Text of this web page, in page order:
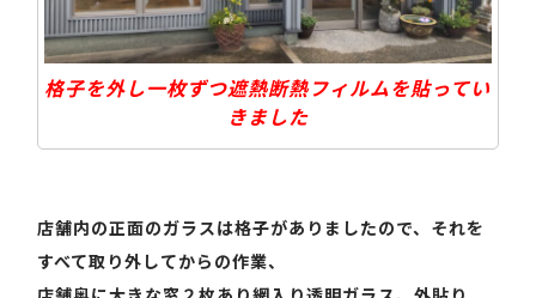
格子を外し一枚ずつ遮熱断熱フィルムを貼ってい
きました
店舗内の正面のガラスは格子がありましたので、それを
すべて取り外してからの作業、